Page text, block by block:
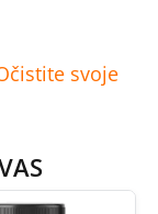
svoje